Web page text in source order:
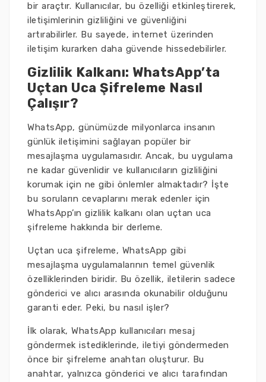
bir araçtır. Kullanıcılar, bu özelliği etkinleştirerek,
iletişimlerinin gizliliğini ve güvenliğini
artırabilirler. Bu sayede, internet üzerinden
iletişim kurarken daha güvende hissedebilirler.
Gizlilik Kalkanı: WhatsApp’ta
Uçtan Uca Şifreleme Nasıl
Çalışır?
WhatsApp, günümüzde milyonlarca insanın
günlük iletişimini sağlayan popüler bir
mesajlaşma uygulamasıdır. Ancak, bu uygulama
ne kadar güvenlidir ve kullanıcıların gizliliğini
korumak için ne gibi önlemler almaktadır? İşte
bu soruların cevaplarını merak edenler için
WhatsApp’ın gizlilik kalkanı olan uçtan uca
şifreleme hakkında bir derleme.
Uçtan uca şifreleme, WhatsApp gibi
mesajlaşma uygulamalarının temel güvenlik
özelliklerinden biridir. Bu özellik, iletilerin sadece
gönderici ve alıcı arasında okunabilir olduğunu
garanti eder. Peki, bu nasıl işler?
İlk olarak, WhatsApp kullanıcıları mesaj
göndermek istediklerinde, iletiyi göndermeden
önce bir şifreleme anahtarı oluşturur. Bu
anahtar, yalnızca gönderici ve alıcı tarafından